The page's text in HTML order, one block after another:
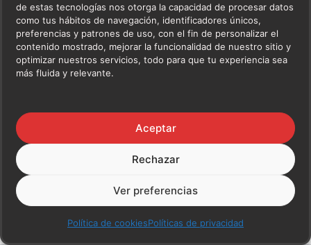
de estas tecnologías nos otorga la capacidad de procesar datos
como tus hábitos de navegación, identificadores únicos,
preferencias y patrones de uso, con el fin de personalizar el
contenido mostrado, mejorar la funcionalidad de nuestro sitio y
optimizar nuestros servicios, todo para que tu experiencia sea
más fluida y relevante.
Aceptar
Rechazar
Ver preferencias
Política de cookiesPolíticas de privacidad